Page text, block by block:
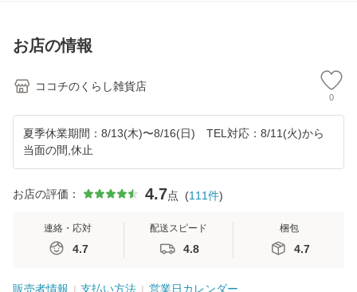
お店の情報
ココチのくらし雑貨店
0
夏季休業期間：8/13(木)〜8/16(日) TEL対応：8/11(火)から
当面の間,休止
お店の評価： 4.7点 (111件)
連絡・応対
4.7
配送スピード
4.8
梱包
4.7
販売者情報 支払い方法 営業日カレンダー